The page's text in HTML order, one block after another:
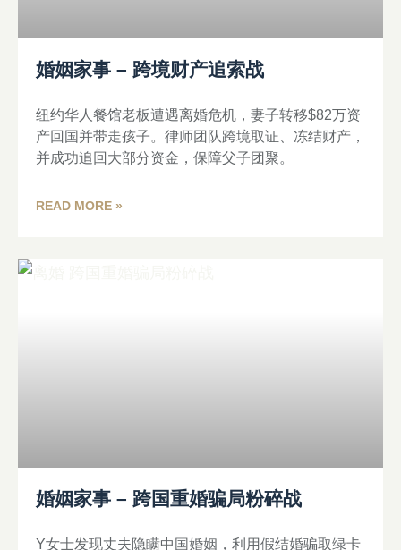
婚姻家事 – 跨境财产追索战
纽约华人餐馆老板遭遇离婚危机，妻子转移$82万资
产回国并带走孩子。律师团队跨境取证、冻结财产，
并成功追回大部分资金，保障父子团聚。
READ MORE »
婚姻家事 – 跨国重婚骗局粉碎战
Y女士发现丈夫隐瞒中国婚姻，利用假结婚骗取绿卡